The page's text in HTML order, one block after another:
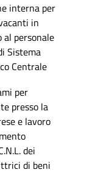
interna per
in
al personale
Sistema
Centrale
per
presso la
e lavoro
dei
di beni